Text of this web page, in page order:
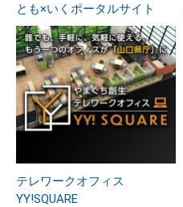
とも×いくポータルサイト
テレワークオフィス
YY!SQUARE